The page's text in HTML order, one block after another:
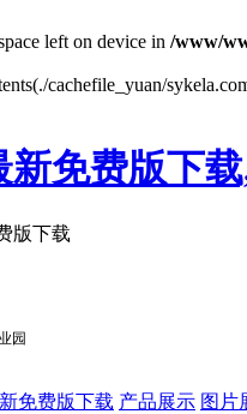
left on device in /www/
cachefile_yuan/
新免费版下
版下载
园
免费版下载 产品展示 图片